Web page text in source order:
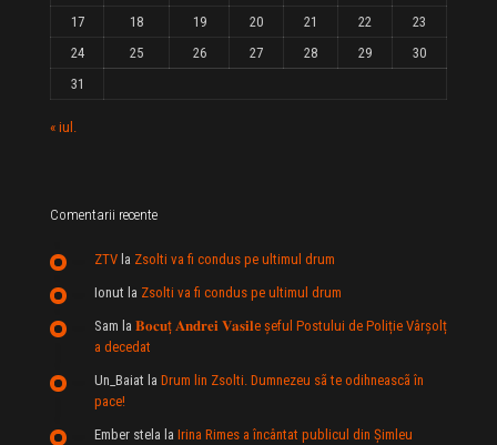
17
18 19 20 21 22
23
24
25 26 27 28 29
30
31
« iul.
Comentarii recente
ZTV la Zsolti va fi condus pe ultimul drum
Ionut la Zsolti va fi condus pe ultimul drum
Sam la 𝐁𝐨𝐜𝐮ț 𝐀𝐧𝐝𝐫𝐞𝐢 𝐕𝐚𝐬𝐢𝐥e şeful Postului de Poliție Vârșolț
a decedat
Un_Baiat la Drum lin Zsolti. Dumnezeu sã te odihneascã în
pace!
Ember stela la Irina Rimes a încântat publicul din Şimleu